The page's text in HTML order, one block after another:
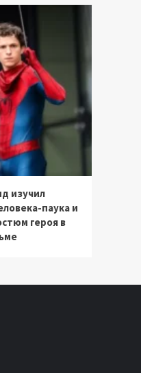
изучил
паука и
героя в